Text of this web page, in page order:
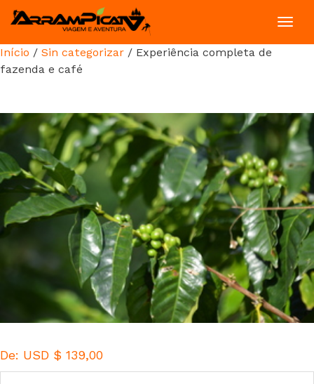
Início / Sin categorizar / Experiência completa de
fazenda e café
De: USD $ 139,00